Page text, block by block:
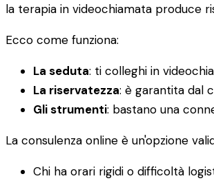
la terapia in videochiamata produce
Ecco come funziona:
La seduta: ti colleghi in
La riservatezza: è garantita dal
Gli strumenti: bastano una
La consulenza online è un'opzione
Chi ha orari rigidi o difficoltà